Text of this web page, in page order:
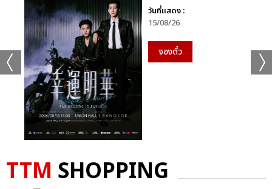
วันที่แสดง :
15/08/26
จองตั๋ว
TTM SHOPPING